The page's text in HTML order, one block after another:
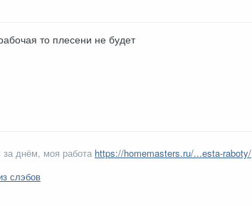
то плесени не будет
днём, моя работа https://homemasters.ru/...esta-raboty/
слэбов